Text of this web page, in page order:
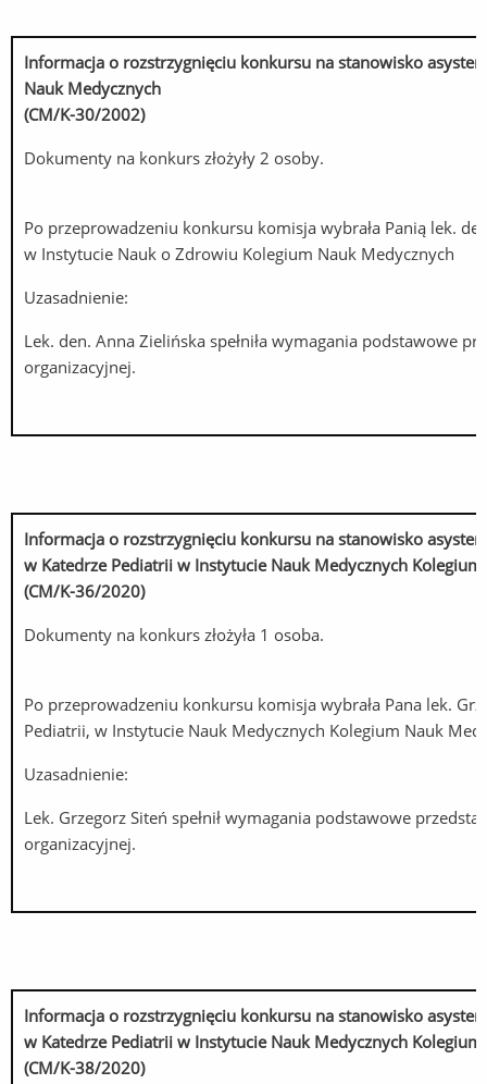
Informacja o rozstrzygnięciu konkursu na stanowisko
Nauk Medycznych
(CM/K-30/2002)
Dokumenty na konkurs złożyły 2 osoby.
Po przeprowadzeniu konkursu komisja wybrała Panią lek.
w Instytucie Nauk o Zdrowiu Kolegium Nauk Medycznych
Uzasadnienie:
Lek. den. Anna Zielińska spełniła wymagania podstawowe
organizacyjnej.
Informacja o rozstrzygnięciu konkursu na stanowisko
w Katedrze Pediatrii w Instytucie Nauk Medycznych
(CM/K-36/2020)
Dokumenty na konkurs złożyła 1 osoba.
Po przeprowadzeniu konkursu komisja wybrała Pana lek.
Pediatrii, w Instytucie Nauk Medycznych Kolegium Nauk
Uzasadnienie:
Lek. Grzegorz Siteń spełnił wymagania podstawowe
organizacyjnej.
Informacja o rozstrzygnięciu konkursu na stanowisko
w Katedrze Pediatrii w Instytucie Nauk Medycznych
(CM/K-38/2020)